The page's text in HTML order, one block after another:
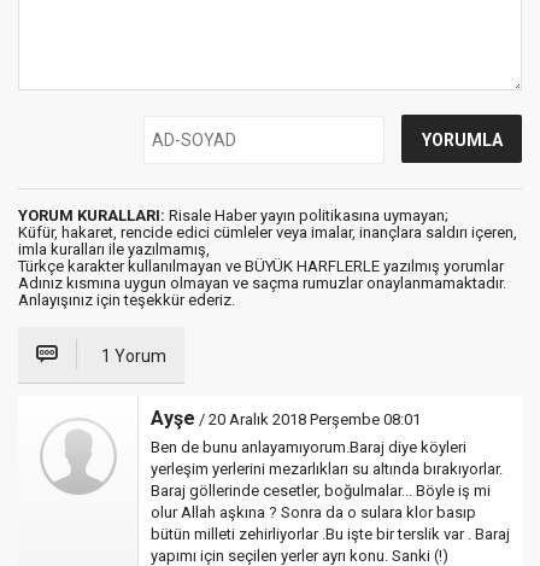
YORUM KURALLARI: Risale Haber yayın politikasına uymayan;
Küfür, hakaret, rencide edici cümleler veya imalar, inançlara saldırı içeren,
imla kuralları ile yazılmamış,
Türkçe karakter kullanılmayan ve BÜYÜK HARFLERLE yazılmış yorumlar
Adınız kısmına uygun olmayan ve saçma rumuzlar onaylanmamaktadır.
Anlayışınız için teşekkür ederiz.
1 Yorum
Ayşe / 20 Aralık 2018 Perşembe 08:01
Ben de bunu anlayamıyorum.Baraj diye köyleri
yerleşim yerlerini mezarlıkları su altında bırakıyorlar.
Baraj göllerinde cesetler, boğulmalar... Böyle iş mi
olur Allah aşkına ? Sonra da o sulara klor basıp
bütün milleti zehirliyorlar .Bu işte bir terslik var . Baraj
yapımı için seçilen yerler ayrı konu. Sanki (!)